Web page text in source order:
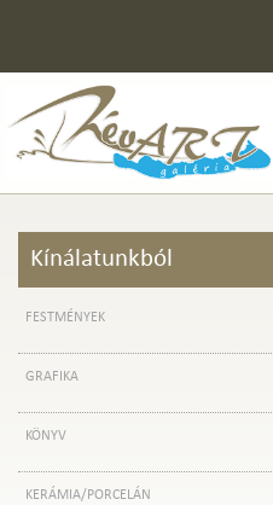
Kínálatunkból
FESTMÉNYEK
GRAFIKA
KÖNYV
KERÁMIA/PORCELÁN